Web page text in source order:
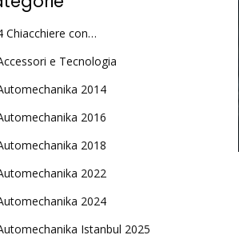
Chiacchiere con…
e Tecnologia
2014
2016
2018
2022
2024
Istanbul 2025